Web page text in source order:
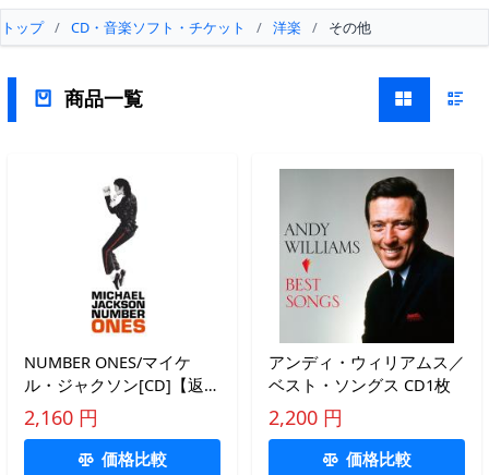
トップ / CD・音楽ソフト・チケット / 洋楽 / その他
商品一覧
NUMBER ONES/マイケ
ル・ジャクソン[CD]【返品
種別A】
2,160 円
価格比較
アンディ・ウィリアムス／
ベスト・ソングス CD1枚
2,200 円
価格比較